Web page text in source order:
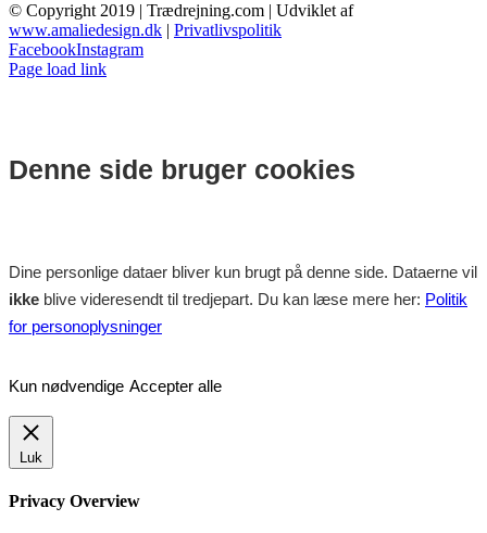
© Copyright 2019 | Trædrejning.com | Udviklet af
www.amaliedesign.dk | Privatlivspolitik
FacebookInstagram
Page load link
Denne side bruger cookies
Dine personlige dataer bliver kun brugt på denne side. Dataerne vil
ikke blive videresendt til tredjepart. Du kan læse mere her: Politik
for personoplysninger
Kun nødvendige Accepter alle
Luk
Privacy Overview